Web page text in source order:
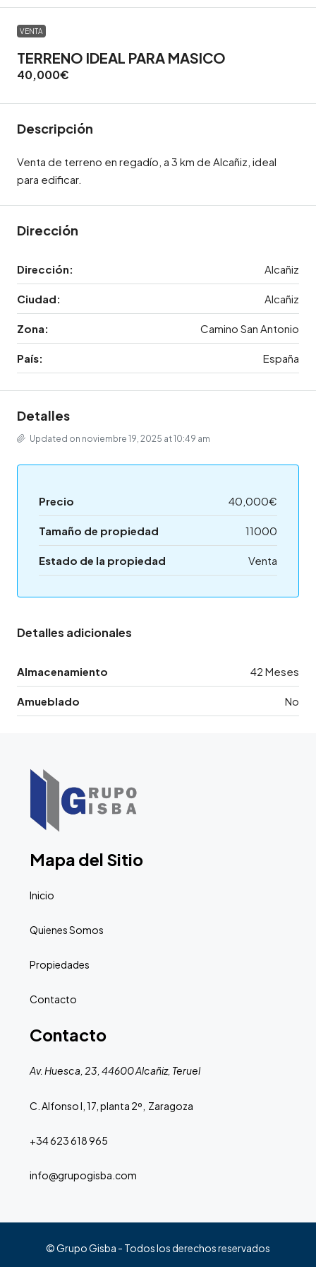
VENTA
TERRENO IDEAL PARA MASICO
40,000€
Descripción
Venta de terreno en regadío, a 3 km de Alcañiz, ideal
para edificar.
Dirección
Dirección: Alcañiz
Ciudad: Alcañiz
Zona: Camino San Antonio
País: España
Detalles
Updated on noviembre 19, 2025 at 10:49 am
Precio 40,000€
Tamaño de propiedad 11000
Estado de la propiedad Venta
Detalles adicionales
Almacenamiento 42 Meses
Amueblado No
Mapa del Sitio
Inicio
Quienes Somos
Propiedades
Contacto
Contacto
Av. Huesca, 23, 44600 Alcañiz, Teruel
C. Alfonso I, 17, planta 2º, Zaragoza
+34 623 618 965
info@grupogisba.com
© Grupo Gisba - Todos los derechos reservados